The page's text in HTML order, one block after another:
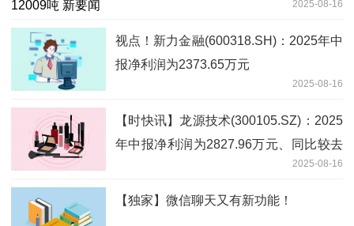
2025-08-16
视点！新力金融(600318.SH)：2025年中
报净利润为2373.65万元
2025-08-16
【时快讯】龙源技术(300105.SZ)：2025
年中报净利润为2827.96万元、同比较去
2025-08-16
【独家】微信聊天又有新功能！